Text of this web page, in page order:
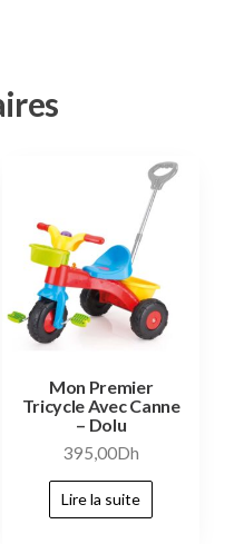
Mon Premier
Tricycle Avec Canne
– Dolu
395,00Dh
Lire la suite